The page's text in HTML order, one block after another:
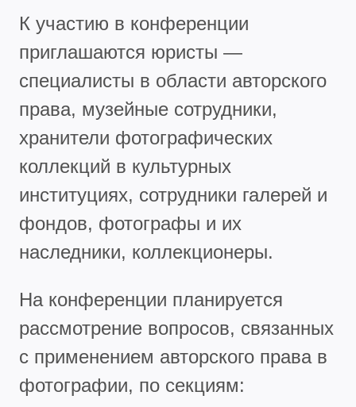
К участию в конференции
приглашаются юристы —
специалисты в области авторского
права, музейные сотрудники,
хранители фотографических
коллекций в культурных
институциях, сотрудники галерей и
фондов, фотографы и их
наследники, коллекционеры.
На конференции планируется
рассмотрение вопросов, связанных
с применением авторского права в
фотографии, по секциям: